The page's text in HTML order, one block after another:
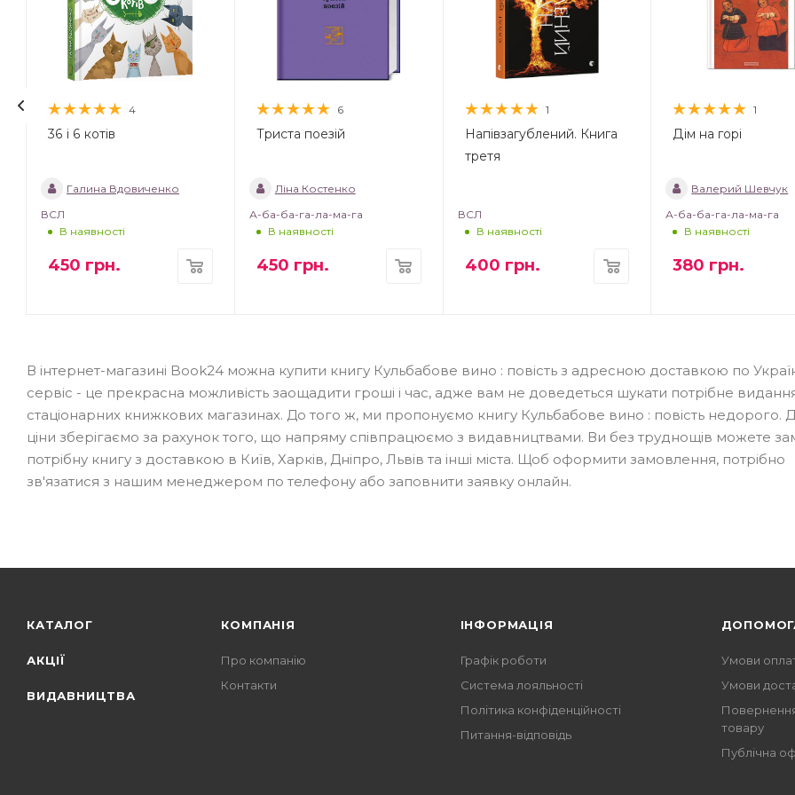
4
36 і 6 котів
Галина Вдовиченко
ВСЛ
В наявності
450 грн.
6
Триста поезій
Ліна Костенко
А-ба-ба-га-ла-ма-га
В наявності
450 грн.
1
Напівзагублений. Книга
третя
ВСЛ
В наявності
400 грн.
1
Дім на горі
Валерий Шевчук
А-ба-ба-га-ла-ма-га
В наявності
380 грн.
В інтернет-магазині Book24 можна купити книгу Кульбабове вино : повість з адресною доставкою по
сервіс - це прекрасна можливість заощадити гроші і час, адже вам не доведеться шукати потрібне
стаціонарних книжкових магазинах. До того ж, ми пропонуємо книгу Кульбабове вино : повість недорого.
ціни зберігаємо за рахунок того, що напряму співпрацюємо з видавництвами. Ви без труднощів можете
потрібну книгу з доставкою в Київ, Харків, Дніпро, Львів та інші міста. Щоб оформити замовлення, потрібно
зв'язатися з нашим менеджером по телефону або заповнити заявку онлайн.
КАТАЛОГ
АКЦІЇ
ВИДАВНИЦТВА
КОМПАНІЯ
Про компанію
Контакти
ІНФОРМАЦІЯ
Графік роботи
Система лояльності
Політика конфіденційності
Питання-відповідь
Умови
Умови
товару
Публічна